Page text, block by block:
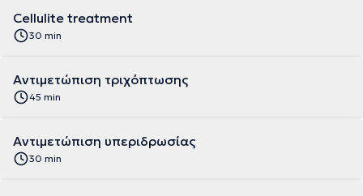
Cellulite treatment
30 min
Αντιμετώπιση τριχόπτωσης
45 min
Αντιμετώπιση υπεριδρωσίας
30 min